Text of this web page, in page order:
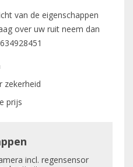
van de eigenschappen
over uw ruit neem dan
zekerheid
prijs
incl. regensensor